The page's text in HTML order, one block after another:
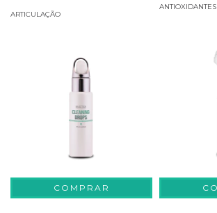
ARTICULAÇÃO
ANTIOXIDANTES